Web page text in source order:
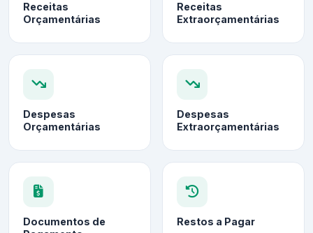
Receitas
Orçamentárias
Receitas
Extraorçamentárias
Despesas
Orçamentárias
Despesas
Extraorçamentárias
Documentos de
Restos a Pagar